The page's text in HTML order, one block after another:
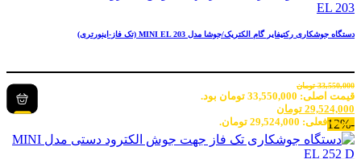
دستگاه جوشکاری رکتیفایر گام الکتریک/جوشا مدل MINI EL 203 (تک فاز-اینورتری)
33,550,000 تومان
قیمت اصلی: 33,550,000 تومان بود.
29,524,000 تومان
قیمت فعلی: 29,524,000 تومان.-12%